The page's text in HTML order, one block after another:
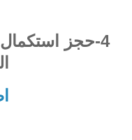
4-حجز